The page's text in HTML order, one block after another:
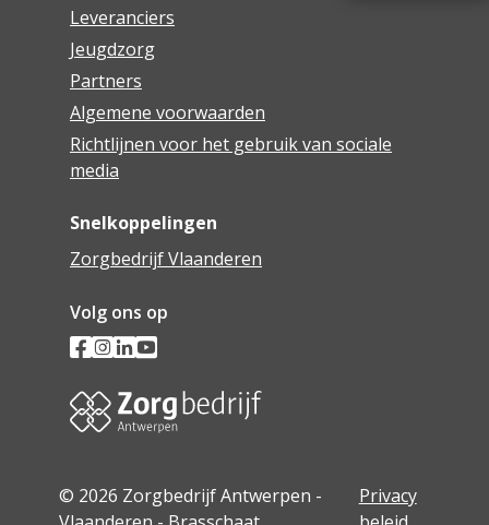
Leveranciers
Jeugdzorg
Partners
Algemene voorwaarden
Richtlijnen voor het gebruik van sociale
media
Snelkoppelingen
Zorgbedrijf Vlaanderen
Volg ons op
© 2026 Zorgbedrijf Antwerpen -
Privacy